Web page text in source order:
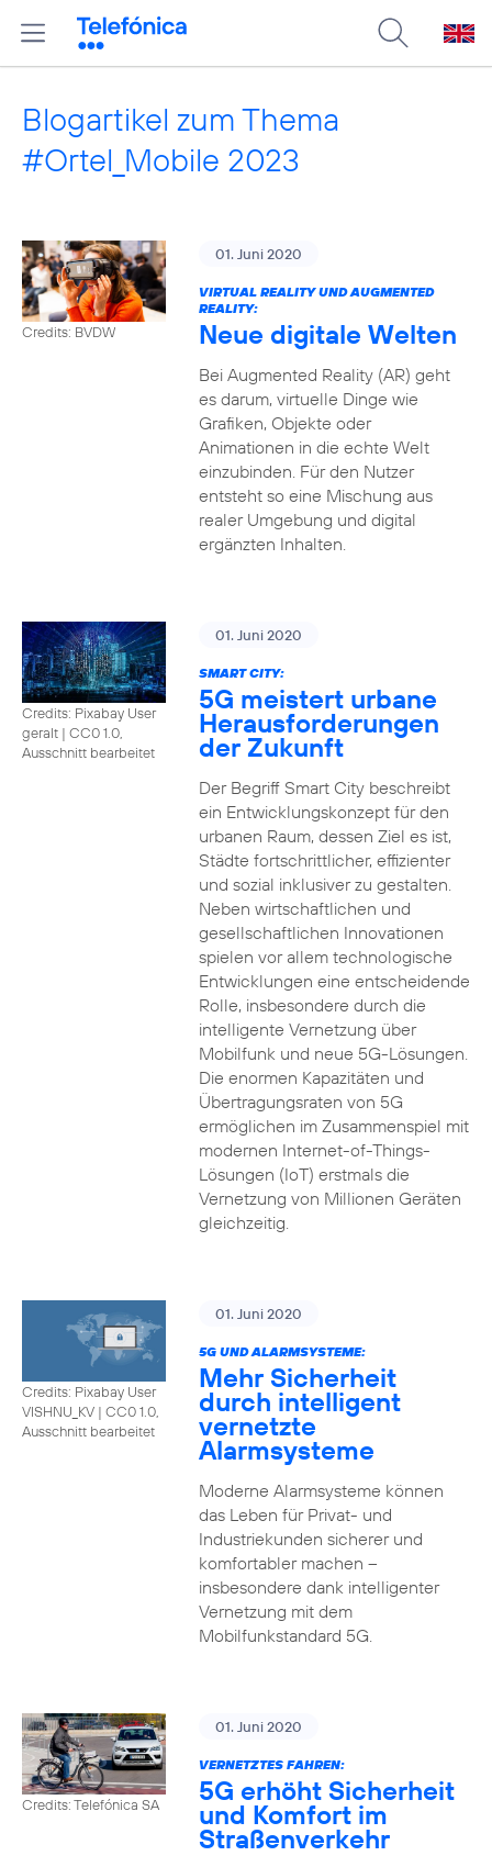
Blogartikel zum Thema
#Ortel_Mobile 2023
Credits: BVDW
01. Juni 2020
VIRTUAL REALITY UND AUGMENTED
REALITY:
Neue digitale Welten
Bei Augmented Reality (AR) geht
es darum, virtuelle Dinge wie
Grafiken, Objekte oder
Animationen in die echte Welt
einzubinden. Für den Nutzer
entsteht so eine Mischung aus
realer Umgebung und digital
ergänzten Inhalten.
Credits: Pixabay User
geralt | CC0 1.0,
Ausschnitt bearbeitet
01. Juni 2020
SMART CITY:
5G meistert urbane
Herausforderungen
der Zukunft
Der Begriff Smart City beschreibt
ein Entwicklungskonzept für den
urbanen Raum, dessen Ziel es ist,
Städte fortschrittlicher, effizienter
und sozial inklusiver zu gestalten.
Neben wirtschaftlichen und
gesellschaftlichen Innovationen
spielen vor allem technologische
Entwicklungen eine entscheidende
Rolle, insbesondere durch die
intelligente Vernetzung über
Mobilfunk und neue 5G-Lösungen.
Die enormen Kapazitäten und
Übertragungsraten von 5G
ermöglichen im Zusammenspiel mit
modernen Internet-of-Things-
Lösungen (IoT) erstmals die
Vernetzung von Millionen Geräten
gleichzeitig.
Credits: Pixabay User
VISHNU_KV | CC0 1.0,
Ausschnitt bearbeitet
01. Juni 2020
5G UND ALARMSYSTEME:
Mehr Sicherheit
durch intelligent
vernetzte
Alarmsysteme
Moderne Alarmsysteme können
das Leben für Privat- und
Industriekunden sicherer und
komfortabler machen –
insbesondere dank intelligenter
Vernetzung mit dem
Mobilfunkstandard 5G.
Credits: Telefónica SA
01. Juni 2020
VERNETZTES FAHREN:
5G erhöht Sicherheit
und Komfort im
Straßenverkehr